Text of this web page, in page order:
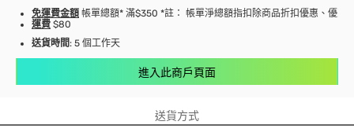
免運費金額 帳單總額* 滿$350 *註： 帳單淨總額指扣除商品折扣優惠、優惠
運費 $80
送貨時間: 5 個工作天
進入此商戶頁面
送貨方式